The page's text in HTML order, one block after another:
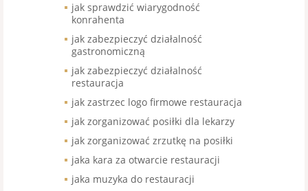
jak sprawdzić wiarygodność
konrahenta
jak zabezpieczyć działalność
gastronomiczną
jak zabezpieczyć działalność
restauracja
jak zastrzec logo firmowe restauracja
jak zorganizować posiłki dla lekarzy
jak zorganizować zrzutkę na posiłki
jaka kara za otwarcie restauracji
jaka muzyka do restauracji